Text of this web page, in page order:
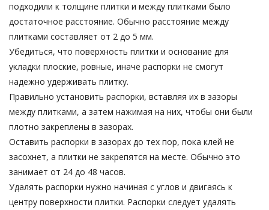
подходили к толщине плитки и между плитками было
достаточное расстояние. Обычно расстояние между
плитками составляет от 2 до 5 мм.
Убедиться, что поверхность плитки и основание для
укладки плоские, ровные, иначе распорки не смогут
надежно удерживать плитку.
Правильно установить распорки, вставляя их в зазоры
между плитками, а затем нажимая на них, чтобы они были
плотно закреплены в зазорах.
Оставить распорки в зазорах до тех пор, пока клей не
засохнет, а плитки не закрепятся на месте. Обычно это
занимает от 24 до 48 часов.
Удалять распорки нужно начиная с углов и двигаясь к
центру поверхности плитки. Распорки следует удалять